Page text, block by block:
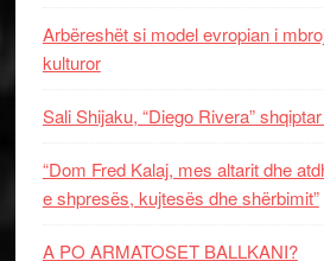
Arbëreshët si model evropian i
kulturor
Sali Shijaku, “Diego Rivera”
“Dom Fred Kalaj, mes altarit dhe
e shpresës, kujtesës dhe shërbimit”
A PO ARMATOSET BALLKANI?